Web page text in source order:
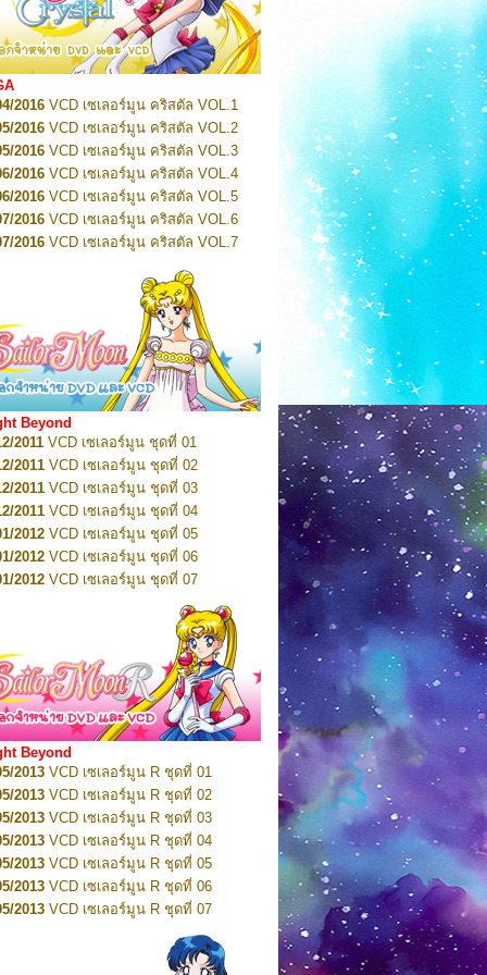
Pretty Guardian Sailor Moon Eternal
1
Pretty Guardian Sailor Moon Eternal
2
Pretty Guardian Sailor Moon Eternal
3
Pretty Guardian Sailor Moon Eternal
4
Pretty Guardian Sailor Moon Eternal
5
Pretty Guardian Sailor Moon Eternal
6
Pretty Guardian Sailor Moon Eternal
7
Pretty Guardian Sailor Moon Eternal
Pretty Guardian Sailor Moon Eternal
Pretty Guardian Sailor Moon Eternal
10
2026Code Name: Sailor V 1
2026Code Name: Sailor V 2
2016 VCD เซเลอร์มูน คริสตัล VOL.1
2016 VCD เซเลอร์มูน คริสตัล VOL.2
2016 VCD เซเลอร์มูน คริสตัล VOL.3
2016 VCD เซเลอร์มูน คริสตัล VOL.4
2016 VCD เซเลอร์มูน คริสตัล VOL.5
2016 VCD เซเลอร์มูน คริสตัล VOL.6
2016 VCD เซเลอร์มูน คริสตัล VOL.7
VCD เซเลอร์มูน คริสตัล VOL.9
VCD เซเลอร์มูน คริสตัล VOL.10
2016
VCD เซเลอร์มูน คริสตัล VOL.11
2016VCD เซเลอร์มูน คริสตัล VOL.12
2016VCD เซเลอร์มูน คริสตัล VOL.13
2016 DVD เซเลอร์มูน คริสตัล VOL.1
2016DVD เซเลอร์มูน คริสตัล VOL.2
2016 DVD เซเลอร์มูน คริสตัล VOL.3
2016 DVD เซเลอร์มูน คริสตัล VOL.4
2016 DVD เซเลอร์มูน คริสตัล VOL.5
2016 DVD เซเลอร์มูน คริสตัล VOL.6
2016DVD เซเลอร์มูน คริสตัล VOL.7
2016DVD เซเลอร์มูน คริสตัล VOL.8
2017 DVD เซเลอร์มูน คริสตัล Box-Set
Beyond
2011 VCD เซเลอร์มูน ชุดที่ 01
2011 VCD เซเลอร์มูน ชุดที่ 02
2011 VCD เซเลอร์มูน ชุดที่ 03
2011 VCD เซเลอร์มูน ชุดที่ 04
2012 VCD เซเลอร์มูน ชุดที่ 05
2012 VCD เซเลอร์มูน ชุดที่ 06
2012 VCD เซเลอร์มูน ชุดที่ 07
VCD เซเลอร์มูน ชุดที่ 08
VCD เซเลอร์มูน ชุดที่ 09
VCD เซเลอร์มูน ชุดที่ 10
2012VCD เซเลอร์มูน ชุดที่ 11
2012VCD เซเลอร์มูน ชุดที่ 12
2012VCD เซเลอร์มูน ชุดที่ 13
2012VCD เซเลอร์มูน ชุดที่ 14
2012 VCD เซเลอร์มูน ชุดที่ 15
VCD เซเลอร์มูน ชุดที่ 16
VCD เซเลอร์มูน ชุดที่ 17
VCD เซเลอร์มูน ชุดที่ 18
VCD เซเลอร์มูน ชุดที่ 19
VCD เซเลอร์มูน ชุดที่ 20
VCD เซเลอร์มูน ชุดที่ 21
VCD เซเลอร์มูน ชุดที่ 22
VCD เซเลอร์มูน ชุดที่ 23
DVD เซเลอร์มูน ชุดที่ 01
Beyond
2013 VCD เซเลอร์มูน R ชุดที่ 01
2013 VCD เซเลอร์มูน R ชุดที่ 02
2013 VCD เซเลอร์มูน R ชุดที่ 03
2013 VCD เซเลอร์มูน R ชุดที่ 04
2013 VCD เซเลอร์มูน R ชุดที่ 05
2013 VCD เซเลอร์มูน R ชุดที่ 06
2013 VCD เซเลอร์มูน R ชุดที่ 07
VCD เซเลอร์มูน R ชุดที่ 08
VCD เซเลอร์มูน R ชุดที่ 09